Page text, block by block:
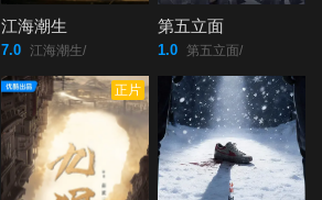
江海潮生
7.0 江海潮生/
第五立面
1.0 第五立面/
正片